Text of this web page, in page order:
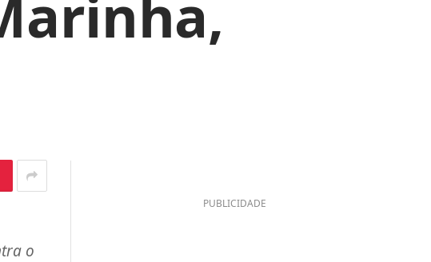
o
PUBLICIDADE